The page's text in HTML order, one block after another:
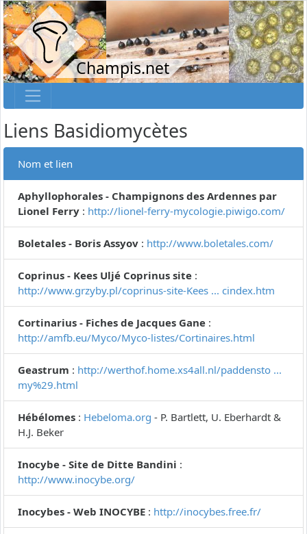
Champis.net
Liens Basidiomycètes
Nom et lien
Aphyllophorales - Champignons des Ardennes par
Lionel Ferry : http://lionel-ferry-mycologie.piwigo.com/
Boletales - Boris Assyov : http://www.boletales.com/
Coprinus - Kees Uljé Coprinus site :
http://www.grzyby.pl/coprinus-site-Kees ... cindex.htm
Cortinarius - Fiches de Jacques Gane :
http://amfb.eu/Myco/Myco-listes/Cortinaires.html
Geastrum : http://werthof.home.xs4all.nl/paddensto ...
my%29.html
Hébélomes : Hebeloma.org - P. Bartlett, U. Eberhardt &
H.J. Beker
Inocybe - Site de Ditte Bandini :
http://www.inocybe.org/
Inocybes - Web INOCYBE : http://inocybes.free.fr/